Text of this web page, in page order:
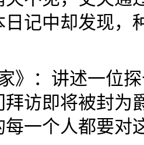
日记中却发现，
》：讲述一位
访即将被封为
每一个人都要对